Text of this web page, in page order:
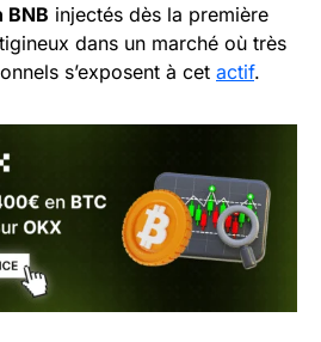
BNB injectés dès la première
dans un marché où très
s’exposent à cet actif.